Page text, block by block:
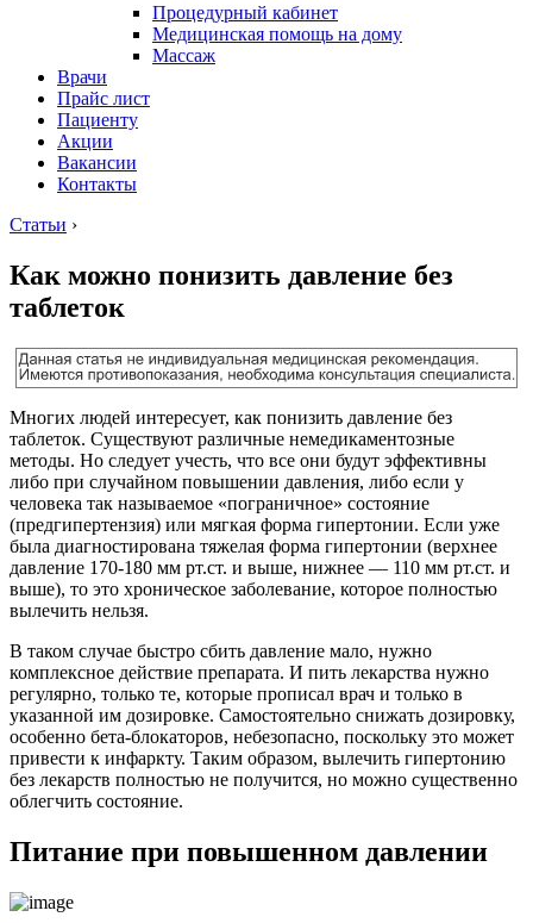
Процедурный кабинет
Медицинская помощь на дому
Массаж
Врачи
Прайс лист
Пациенту
Акции
Вакансии
Контакты
Статьи ›
Как можно понизить давление без
таблеток
Многих людей интересует, как понизить давление без
таблеток. Существуют различные немедикаментозные
методы. Но следует учесть, что все они будут эффективны
либо при случайном повышении давления, либо если у
человека так называемое «пограничное» состояние
(предгипертензия) или мягкая форма гипертонии. Если уже
была диагностирована тяжелая форма гипертонии (верхнее
давление 170-180 мм рт.ст. и выше, нижнее — 110 мм рт.ст. и
выше), то это хроническое заболевание, которое полностью
вылечить нельзя.
В таком случае быстро сбить давление мало, нужно
комплексное действие препарата. И пить лекарства нужно
регулярно, только те, которые прописал врач и только в
указанной им дозировке. Самостоятельно снижать дозировку,
особенно бета-блокаторов, небезопасно, поскольку это может
привести к инфаркту. Таким образом, вылечить гипертонию
без лекарств полностью не получится, но можно существенно
облегчить состояние.
Питание при повышенном давлении